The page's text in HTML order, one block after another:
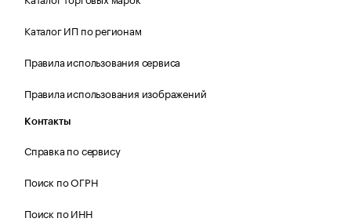
Каталог ИП по регионам
Правила использования сервиса
Правила использования изображений
Контакты
Справка по сервису
Поиск по ОГРН
Поиск по ИНН